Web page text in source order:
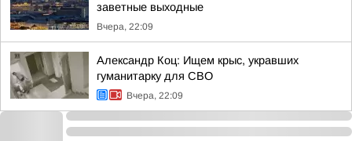
заветные выходные
Вчера, 22:09
Александр Коц: Ищем крыс, укравших
гуманитарку для СВО
Вчера, 22:09